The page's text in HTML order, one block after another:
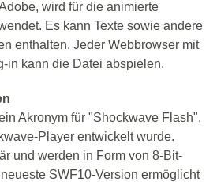
wird für die animierte
Es kann Texte sowie andere
enthalten. Jeder Webbrowser mit
in kann die Datei abspielen.
Akronym für "Shockwave Flash",
Player entwickelt wurde.
und werden in Form von 8-Bit-
SWF10-Version ermöglicht